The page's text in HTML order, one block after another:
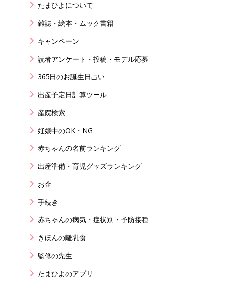
たまひよについて
雑誌・絵本・ムック書籍
キャンペーン
読者アンケート・投稿・モデル応募
365日のお誕生日占い
出産予定日計算ツール
産院検索
妊娠中のOK・NG
赤ちゃんの名前ランキング
出産準備・育児グッズランキング
お金
手続き
赤ちゃんの病気・症状別・予防接種
きほんの離乳食
監修の先生
たまひよのアプリ